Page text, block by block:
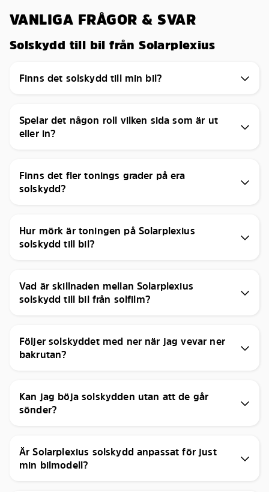
VANLIGA FRÅGOR & SVAR
Solskydd till bil från Solarplexius
Finns det solskydd till min bil?
Spelar det någon roll vilken sida som är ut
eller in?
Finns det fler tonings grader på era
solskydd?
Hur mörk är toningen på Solarplexius
solskydd till bil?
Vad är skillnaden mellan Solarplexius
solskydd till bil från solfilm?
Följer solskyddet med ner när jag vevar ner
bakrutan?
Kan jag böja solskydden utan att de går
sönder?
Är Solarplexius solskydd anpassat för just
min bilmodell?